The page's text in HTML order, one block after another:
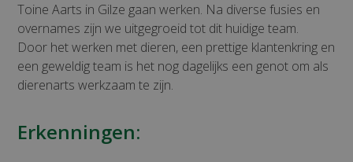
Toine Aarts in Gilze gaan werken. Na diverse fusies en
overnames zijn we uitgegroeid tot dit huidige team.
Door het werken met dieren, een prettige klantenkring en
een geweldig team is het nog dagelijks een genot om als
dierenarts werkzaam te zijn.
Erkenningen: